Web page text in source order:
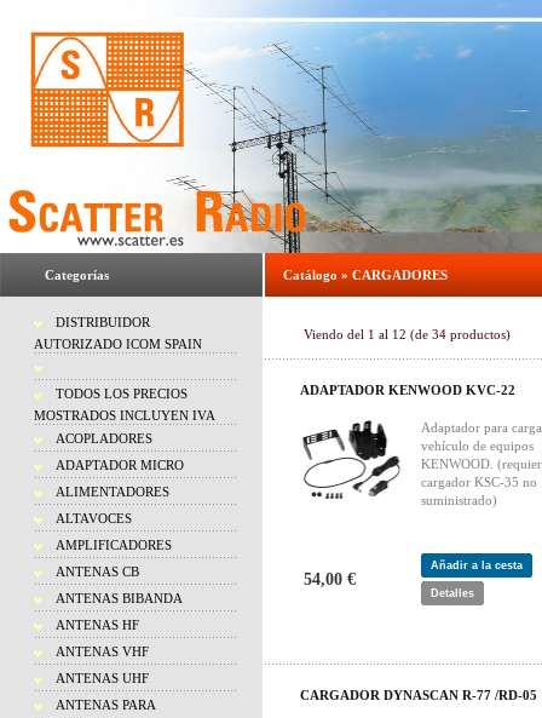
Categorías
DISTRIBUIDOR
AUTORIZADO ICOM SPAIN
TODOS LOS PRECIOS
MOSTRADOS INCLUYEN IVA
ACOPLADORES
ADAPTADOR MICRO
ALIMENTADORES
ALTAVOCES
AMPLIFICADORES
ANTENAS CB
ANTENAS BIBANDA
ANTENAS HF
ANTENAS VHF
ANTENAS UHF
ANTENAS PARA
Catálogo » CARGADORES
Viendo del 1 al 12 (de 34 productos)
ADAPTADOR KENWOOD KVC-22
Adaptador para
vehículo de equipos
KENWOOD.
cargador KSC-35 no
suministrado)
54,00 €
Añadir a la cesta
Detalles
CARGADOR DYNASCAN R-77 /RD-05